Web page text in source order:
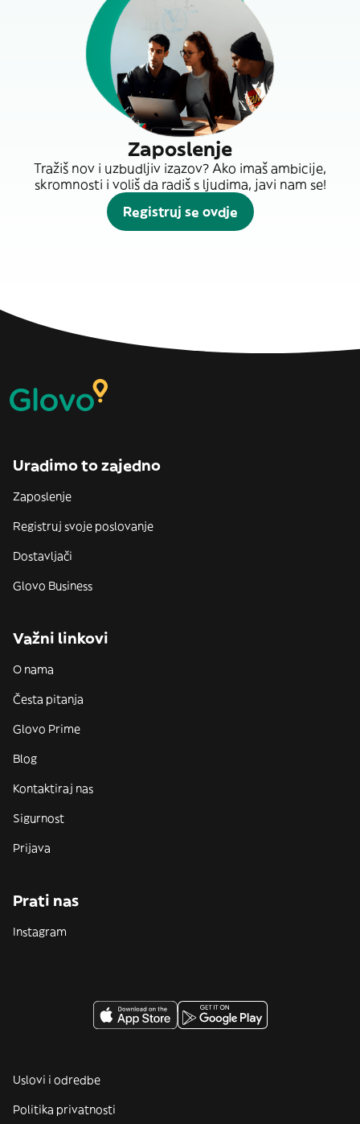
Zaposlenje
Tražiš nov i uzbudljiv izazov? Ako imaš ambicije,
skromnosti i voliš da radiš s ljudima, javi nam se!
Registruj se ovdje
Uradimo to zajedno
Zaposlenje
Registruj svoje poslovanje
Dostavljači
Glovo Business
Važni linkovi
O nama
Česta pitanja
Glovo Prime
Blog
Kontaktiraj nas
Sigurnost
Prijava
Prati nas
Instagram
Uslovi i odredbe
Politika privatnosti